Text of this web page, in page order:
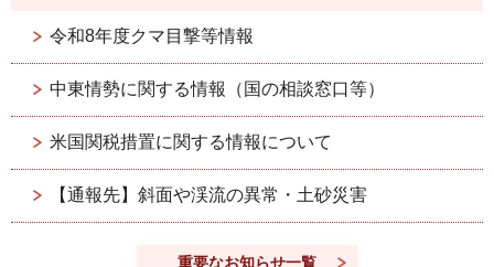
令和8年度クマ目撃等情報
中東情勢に関する情報（国の相談窓口等）
米国関税措置に関する情報について
【通報先】斜面や渓流の異常・土砂災害
重要なお知らせ一覧